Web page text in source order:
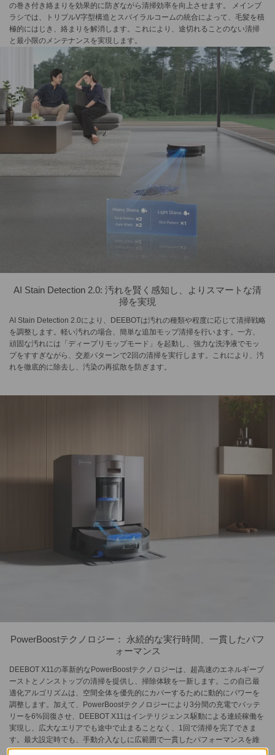
の巻き付き絡まりを効果的に防ぎながら清掃効率を向上させます。 メインブ
ラシでは、トリプルV字型構造とスパイラルコームの統合によって、毛髪を積
極的にはじき、絡まりを解消します。これにより、途切れることのない清掃
と最小限のメンテナンスを実現します。
AI Stain Detection 2.0: 汚れを賢く感知し、よりスマートな清
掃を実現
AI Stain Detection 2.0により、DEEBOTは汚れの種類や程度に応じて清掃戦略
を調整します。軽い汚れの場合、簡単な追加モップ清掃を行います。一方、
頑固な汚れには「ディープリモップモード」を起動し、強力な洗浄液でモッ
プをすすぎながら、交差パターンで2回の清掃を実行します。これにより、汚
れを徹底的に除去し、汚染の再拡散を防ぎます。
PowerBoostテクノロジー： 永続的な実行時間、一貫したパフ
ォーマンス
DEEBOT X11の革新的なPowerBoostテクノロジーは、超高速のエネルギーブ
ーストとノンストップの清掃を提供し、掃除体験を一新します。この自己最
適化アルゴリズムは、空間全体を優先的にカバーするために動的にパワーを
調整します。加えて、PowerBoostテクノロジーにより3分間の充電でバッテ
リーを6%回復させ、DEEBOT X11はインテリジェンス駆動による連続稼働を
実現し、広大なエリアでも途中で止まることなく、1回で清掃を完了できま
す。最大設定時でも、手動介入なしに広範囲で一貫したパフォーマンスを維
持します。